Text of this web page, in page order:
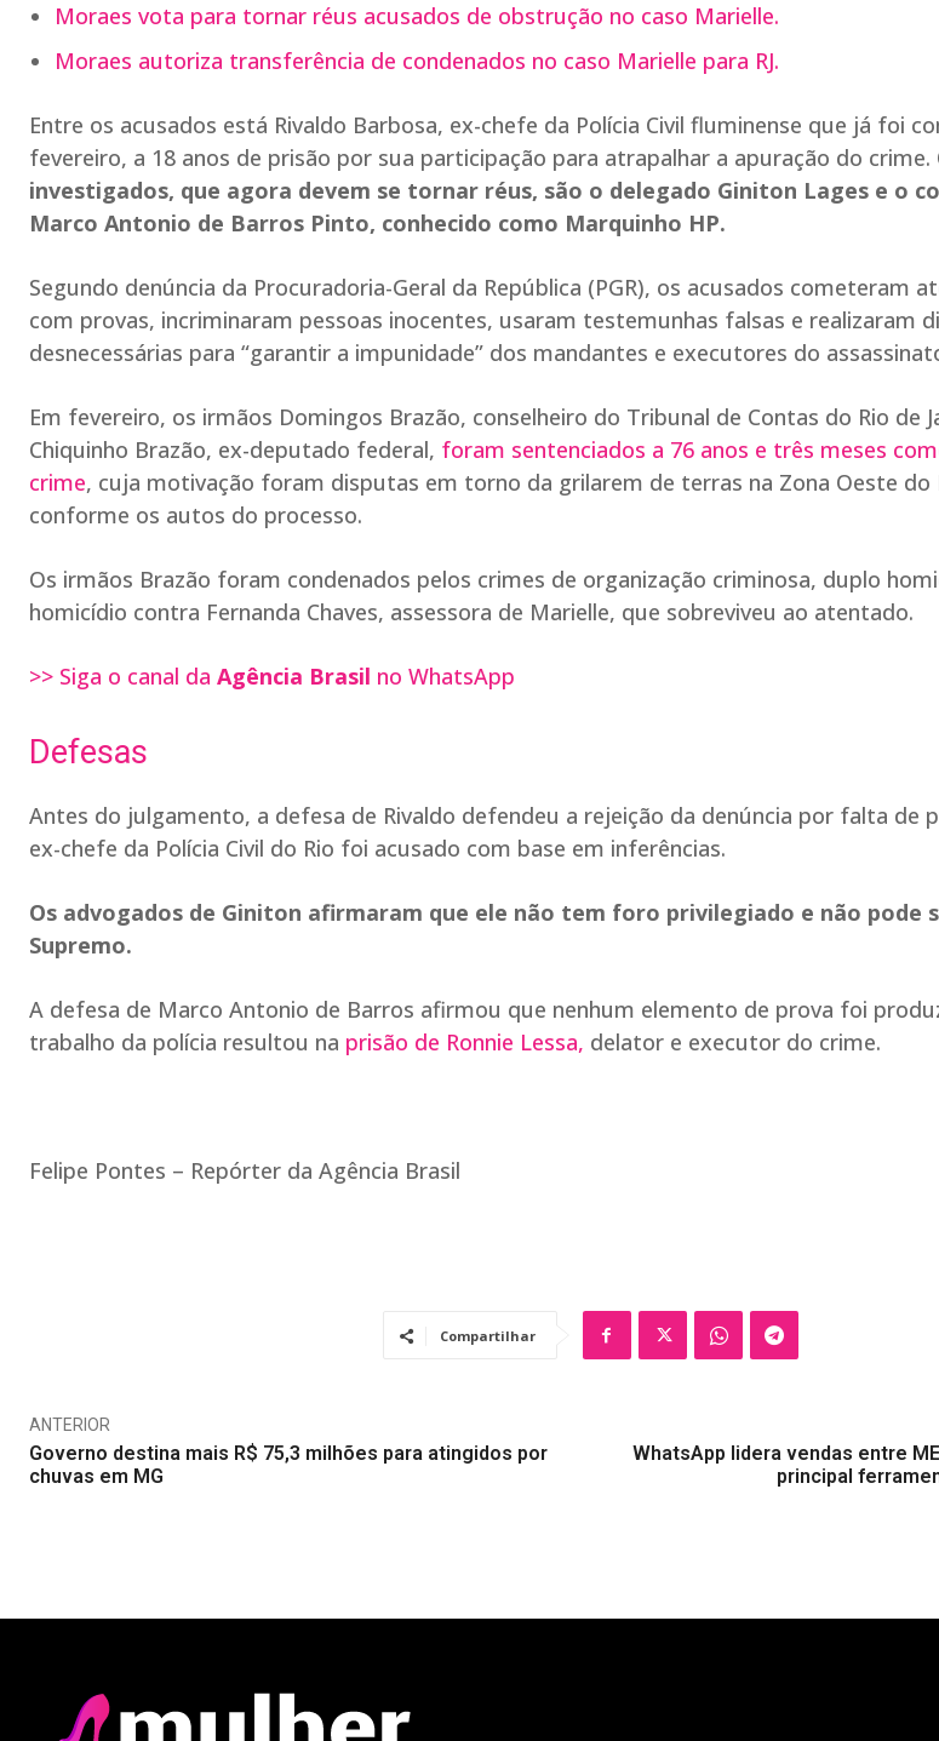
Moraes vota para tornar réus acusados de obstrução no caso Marielle.
Moraes autoriza transferência de condenados no caso Marielle para RJ.
Entre os acusados está Rivaldo Barbosa, ex-chefe da Polícia Civil fluminense que já foi
fevereiro, a 18 anos de prisão por sua participação para atrapalhar a apuração do crime.
investigados, que agora devem se tornar réus, são o delegado Giniton Lages e o
Marco Antonio de Barros Pinto, conhecido como Marquinho HP.
Segundo denúncia da Procuradoria-Geral da República (PGR), os acusados cometeram
com provas, incriminaram pessoas inocentes, usaram testemunhas falsas e realizaram
desnecessárias para “garantir a impunidade” dos mandantes e executores do
Em fevereiro, os irmãos Domingos Brazão, conselheiro do Tribunal de Contas do Rio de
Chiquinho Brazão, ex-deputado federal, foram sentenciados a 76 anos e três meses
crime, cuja motivação foram disputas em torno da grilarem de terras na Zona Oeste do
conforme os autos do processo.
Os irmãos Brazão foram condenados pelos crimes de organização criminosa, duplo
homicídio contra Fernanda Chaves, assessora de Marielle, que sobreviveu ao atentado.
>> Siga o canal da Agência Brasil no WhatsApp
Defesas
Antes do julgamento, a defesa de Rivaldo defendeu a rejeição da denúncia por falta de
ex-chefe da Polícia Civil do Rio foi acusado com base em inferências.
Os advogados de Giniton afirmaram que ele não tem foro privilegiado e não pode
Supremo.
A defesa de Marco Antonio de Barros afirmou que nenhum elemento de prova foi
trabalho da polícia resultou na prisão de Ronnie Lessa, delator e executor do crime.
Felipe Pontes – Repórter da Agência Brasil
Compartilhar
ANTERIOR
Governo destina mais R$ 75,3 milhões para atingidos por
chuvas em MG
WhatsApp lidera vendas entre
principal